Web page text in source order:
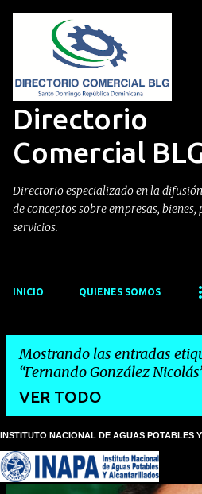
Directorio
Comercial
Directorio especializado en la
de conceptos sobre empresas,
servicios.
INICIO QUIENES SOMOS
Mostrando las entradas
Fernando González Nicolás
VER TODO
n
t
r
INSTITUTO NACIONAL DE AGUAS POTABLES